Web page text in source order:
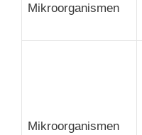
Mikroorganismen
Mikroorganismen